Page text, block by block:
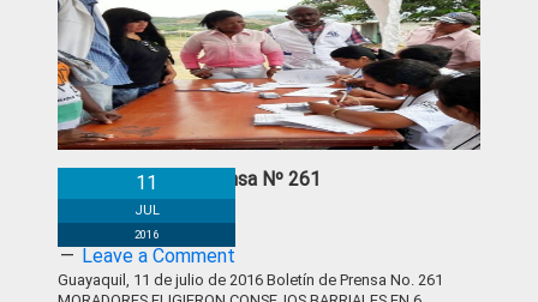
Boletín de Prensa Nº 261
11
JUL
2016
Leave a Comment
Guayaquil, 11 de julio de 2016 Boletín de Prensa No. 261